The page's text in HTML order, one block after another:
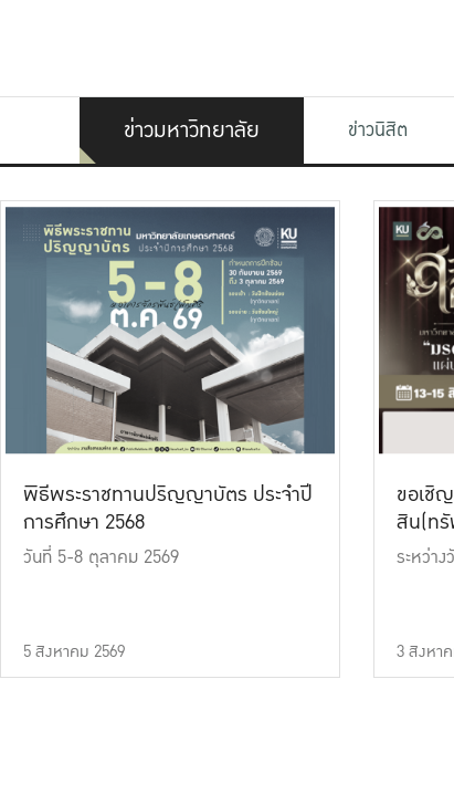
ข่าวมหาวิทยาลัย ข่าวนิสิต
พิธีพระราชทานปริญญาบัตร ประจำปี
การศึกษา 2568
วันที่ 5-8 ตุลาคม 2569
5 สิงหาคม 2569
ขอเชิ
สิน(ท
ระหว่า
3 สิงหา